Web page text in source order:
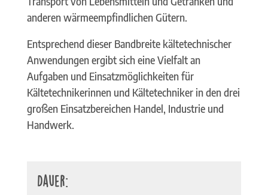
anderen wärmeempfindlichen Gütern.
Entsprechend dieser Bandbreite kältetechnischer
Anwendungen ergibt sich eine Vielfalt an
Aufgaben und Einsatzmöglichkeiten für
Kältetechnikerinnen und Kältetechniker in den drei
großen Einsatzbereichen Handel, Industrie und
Handwerk.
Dauer: